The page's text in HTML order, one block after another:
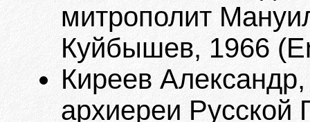
митрополит
Куйбышев, 1966
Киреев
архиереи Русской